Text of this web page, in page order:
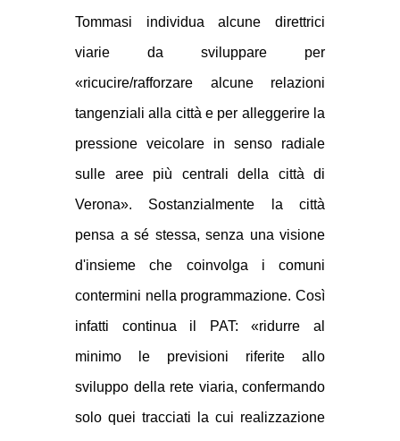
Tommasi individua alcune direttrici
viarie da sviluppare per
«ricucire/rafforzare alcune relazioni
tangenziali alla città e per alleggerire la
pressione veicolare in senso radiale
sulle aree più centrali della città di
Verona». Sostanzialmente la città
pensa a sé stessa, senza una visione
d'insieme che coinvolga i comuni
contermini nella programmazione. Così
infatti continua il PAT: «ridurre al
minimo le previsioni riferite allo
sviluppo della rete viaria, confermando
solo quei tracciati la cui realizzazione